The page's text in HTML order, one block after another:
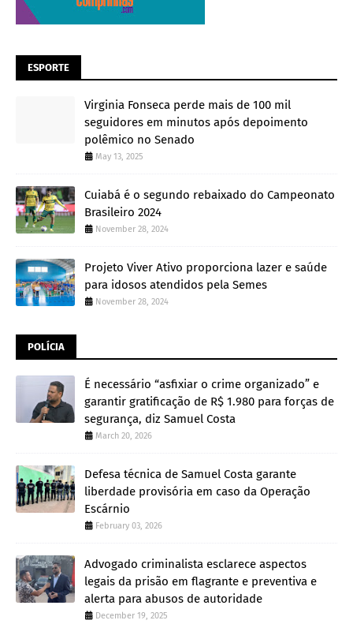
ESPORTE
Virginia Fonseca perde mais de 100 mil
seguidores em minutos após depoimento
polêmico no Senado
May 13, 2025
Cuiabá é o segundo rebaixado do Campeonato
Brasileiro 2024
November 28, 2024
Projeto Viver Ativo proporciona lazer e saúde
para idosos atendidos pela Semes
November 28, 2024
POLÍCIA
É necessário “asfixiar o crime organizado” e
garantir gratificação de R$ 1.980 para forças de
segurança, diz Samuel Costa
March 20, 2026
Defesa técnica de Samuel Costa garante
liberdade provisória em caso da Operação
Escárnio
February 03, 2026
Advogado criminalista esclarece aspectos
legais da prisão em flagrante e preventiva e
alerta para abusos de autoridade
December 19, 2025